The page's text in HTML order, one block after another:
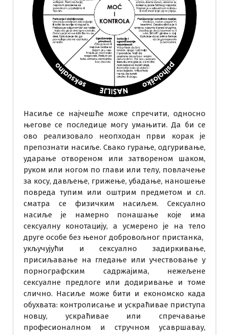
Насиље се најчешће може спречити, односно
његове се последице могу умањити. Да би се
ово реализовало неопходан први корак је
препознати насиље. Свако гурање, одгуривање,
ударање отвореном или затвореном шаком,
руком или ногом по глави или телу, повлачење
за косу, дављење, грижење, убадање, наношење
повреда тупим или оштрим предметом и сл.
сматра се физичким насиљем. Сексуално
насиље је намерно понашање које има
сексуалну конотацију, а усмерено је на тело
друге особе без њеног добровољног пристанка,
укључујући и сексуално задиркивање,
присиљавање на гледање или учествовање у
порнографским садржајима, нежељене
сексуалне предлоге или додиривање и томе
слично. Насиље може бити и економско када
обухвата: контролисање и ускраћивае приступа
новцу, ускраћивае или спречавање
професионалном и стручном усавршавау,